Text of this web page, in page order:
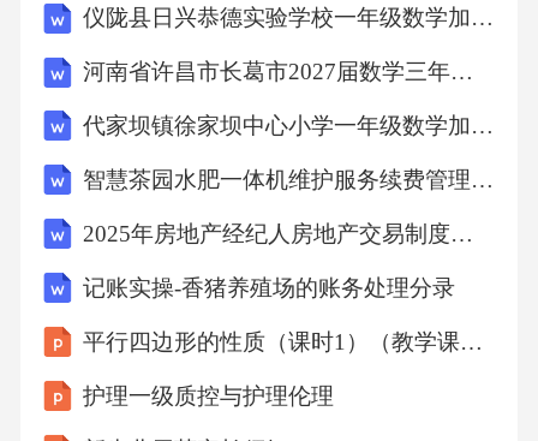
痛极了，可是花到了一个好一些的花盆里，我
被扔到了院子里，成了一堆旧碎片躺在那里。
但是我的记忆还在，它是不会丧失的。”（选自
据故事内容，梳理“一只茶壶的遭遇”。8．【童
话·语言】童话的语言生动形象，常用儿童的口
吻讲述故事。本文横线A处需要补充一句话，你
觉得下面哪句话更适合？请结合具体内容说明
理由。①茶壶晕乎乎地躺在地上，沸水从里面
流了出来。
仪陇县日兴恭德实验学校一年级数学加减法练习题
河南省许昌市长葛市2027届数学三年级第一学期期末学业质量监测试题含解析
代家坝镇徐家坝中心小学一年级数学加减法练习题
智慧茶园水肥一体机维护服务续费管理2025年的合同协议
2025年房地产经纪人房地产交易制度政策考试试题及答案
记账实操-香猪养殖场的账务处理分录
平行四边形的性质（课时1）（教学课件）2025-2026学年人教版八年级数学下册
护理一级质控与护理伦理